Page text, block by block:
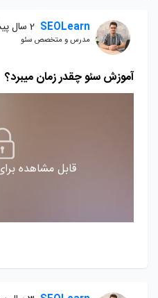
SEOLearn 2 سال پیش
مدرس و متخصص سئو
آموزش سئو چقدر زمان میبرد؟
قابل مشاهده